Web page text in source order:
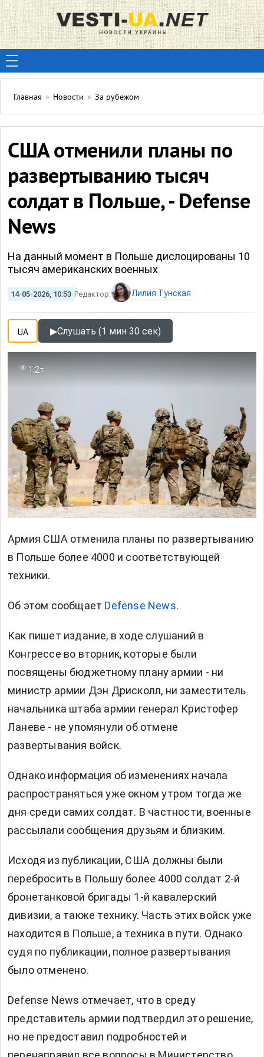
Главная » Новости » За рубежом
США отменили планы по
развертыванию тысяч
солдат в Польше, - Defense
News
На данный момент в Польше дислоцированы 10
тысяч американских военных
14-05-2026, 10:53 Редактор: Лилия Тунская
UA ▶Слушать (1 мин 30 сек)
1.2т
Армия США отменила планы по развертыванию
в Польше более 4000 и соответствующей
техники.
Об этом сообщает Defense News.
Как пишет издание, в ходе слушаний в
Конгрессе во вторник, которые были
посвящены бюджетному плану армии - ни
министр армии Дэн Дрисколл, ни заместитель
начальника штаба армии генерал Кристофер
Ланеве - не упомянули об отмене
развертывания войск.
Однако информация об изменениях начала
распространяться уже окном утром тогда же
дня среди самих солдат. В частности, военные
рассылали сообщения друзьям и близким.
Исходя из публикации, США должны были
перебросить в Польшу более 4000 солдат 2-й
бронетанковой бригады 1-й кавалерский
дивизии, а также технику. Часть этих войск уже
находится в Польше, а техника в пути. Однако
судя по публикации, полное развертывания
было отменено.
Defense News отмечает, что в среду
представитель армии подтвердил это решение,
но не предоставил подробностей и